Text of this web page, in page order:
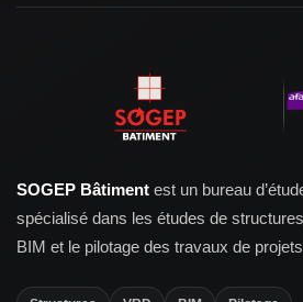
SOGEP Bâtiment est un bureau
spécialisé dans les études de
BIM et le pilotage des travaux de